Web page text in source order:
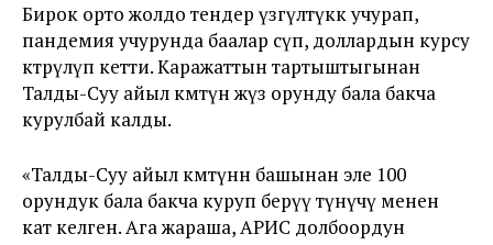
Бирок орто жолдо тендер үзгүлтүккө учурап,
пандемия учурунда баалар өсүп, доллардын курсу
көтөрүлүп кетти. Каражаттын тартыштыгынан
Талды-Суу айыл өкмөтүнө жүз орунду бала бакча
курулбай калды.
«Талды-Суу айыл өкмөтүнөн башынан эле 100
орундук бала бакча куруп берүү өтүнүчү менен
кат келген. Ага жараша, АРИС долбоордун